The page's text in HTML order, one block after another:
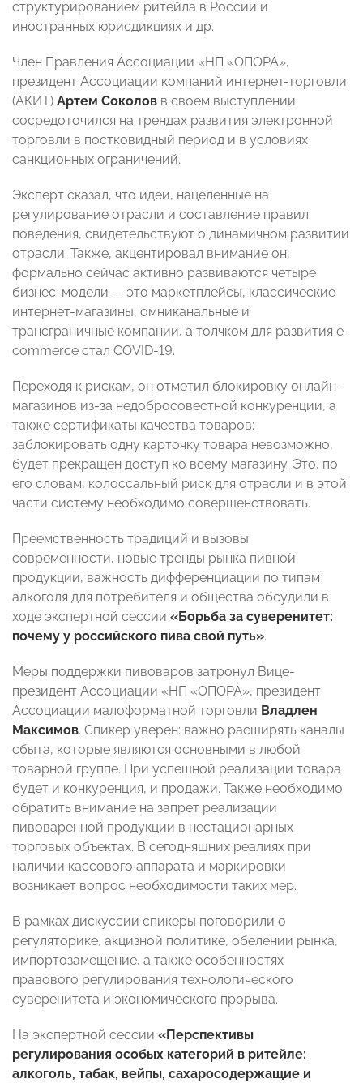
структурированием ритейла в России и
иностранных юрисдикциях и др.
Член Правления Ассоциации «НП «ОПОРА»,
президент Ассоциации компаний интернет-торговли
(АКИТ) Артем Соколов в своем выступлении
сосредоточился на трендах развития электронной
торговли в постковидный период и в условиях
санкционных ограничений.
Эксперт сказал, что идеи, нацеленные на
регулирование отрасли и составление правил
поведения, свидетельствуют о динамичном развитии
отрасли. Также, акцентировал внимание он,
формально сейчас активно развиваются четыре
бизнес-модели — это маркетплейсы, классические
интернет-магазины, омниканальные и
трансграничные компании, а толчком для развития e-
commerce стал COVID-19.
Переходя к рискам, он отметил блокировку онлайн-
магазинов из-за недобросовестной конкуренции, а
также сертификаты качества товаров:
заблокировать одну карточку товара невозможно,
будет прекращен доступ ко всему магазину. Это, по
его словам, колоссальный риск для отрасли и в этой
части систему необходимо совершенствовать.
Преемственность традиций и вызовы
современности, новые тренды рынка пивной
продукции, важность дифференциации по типам
алкоголя для потребителя и общества обсудили в
ходе экспертной сессии «Борьба за суверенитет:
почему у российского пива свой путь».
Меры поддержки пивоваров затронул Вице-
президент Ассоциации «НП «ОПОРА», президент
Ассоциации малоформатной торговли Владлен
Максимов. Спикер уверен: важно расширять каналы
сбыта, которые являются основными в любой
товарной группе. При успешной реализации товара
будет и конкуренция, и продажи. Также необходимо
обратить внимание на запрет реализации
пивоваренной продукции в нестационарных
торговых объектах. В сегодняшних реалиях при
наличии кассового аппарата и маркировки
возникает вопрос необходимости таких мер.
В рамках дискуссии спикеры поговорили о
регуляторике, акцизной политике, обелении рынка,
импортозамещение, а также особенностях
правового регулирования технологического
суверенитета и экономического прорыва.
На экспертной сессии «Перспективы
регулирования особых категорий в ритейле:
алкоголь, табак, вейпы, сахаросодержащие и